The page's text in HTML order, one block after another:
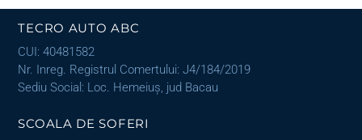
TECRO AUTO ABC
CUI: 40481582
Nr. Inreg. Registrul Comertului: J4/184/2019
Sediu Social: Loc. Hemeiuș, jud Bacau
SCOALA DE SOFERI